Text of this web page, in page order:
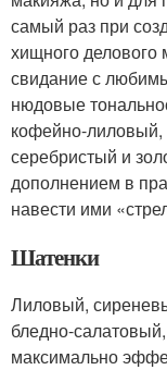
самый раз при
хищного делового
свидание с
нюдовые
кофейно-лиловый,
серебристый и
дополнением в
навести ими
Шатенки
Лиловый,
бледно-
максимально